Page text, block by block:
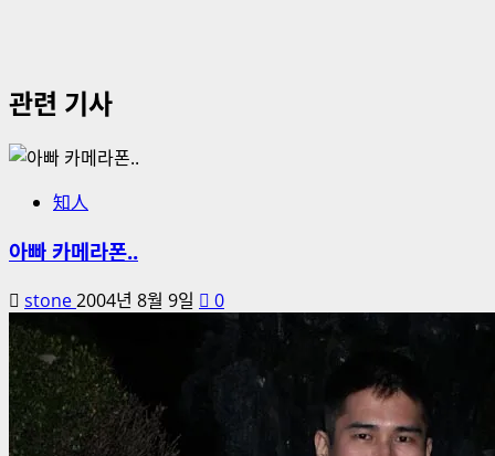
관련 기사
知人
아빠 카메라폰..
stone2004년 8월 9일 0